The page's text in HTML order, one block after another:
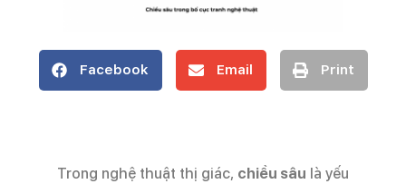
Facebook Email Print
Trong nghệ thuật thị giác, chiều sâu là yếu